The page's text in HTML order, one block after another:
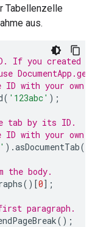
Tabellenzelle
aus.
If you created
with your own.
( '123abc' );
tab by its ID.
with your own.
).asDocumentTab().
the body.
()[0];
paragraph.
();